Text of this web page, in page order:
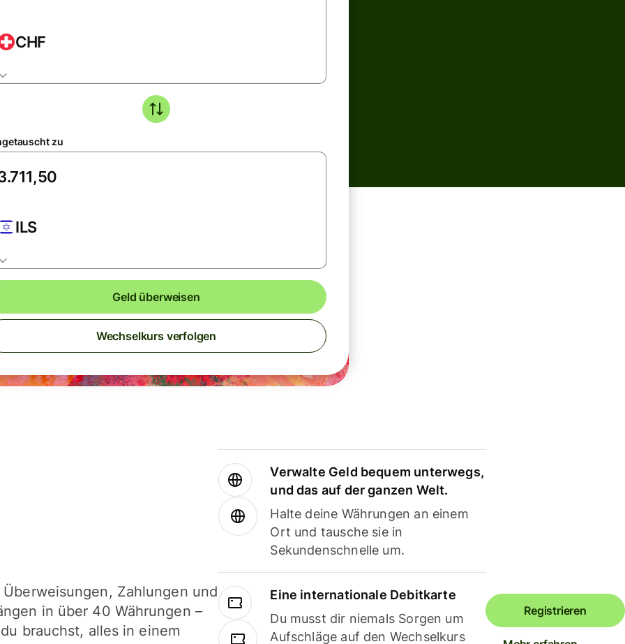
CHF
zu
ILS
Geld überweisen
Wechselkurs verfolgen
Zahlungen und
in über 40 Währungen –
brauchst, alles in einem
Verwalte Geld bequem unterwegs,
und das auf der ganzen Welt.
Halte deine Währungen an einem
Ort und tausche sie in
Sekundenschnelle um.
Eine internationale Debitkarte
Du musst dir niemals Sorgen um
Aufschläge auf den Wechselkurs
Registrieren